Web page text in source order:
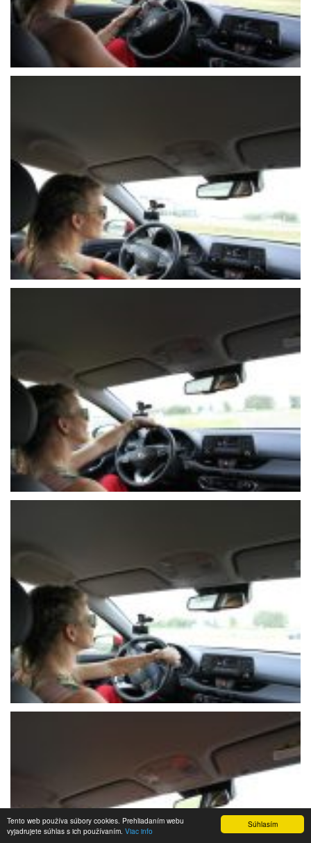
Súhlasím
Tento web používa súbory cookies. Prehliadaním webu
vyjadrujete súhlas s ich používaním. Viac info